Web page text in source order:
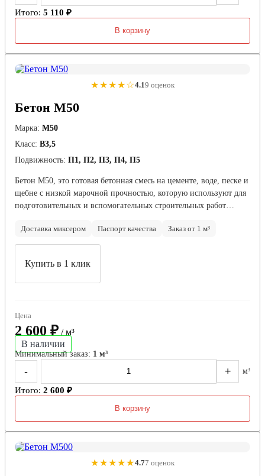
Итого: 5 110 ₽
В корзину
★★★★☆4.19 оценок
Бетон М50
Марка: М50
Класс: В3,5
Подвижность: П1, П2, П3, П4, П5
Бетон М50, это готовая бетонная смесь на цементе, воде, песке и
щебне с низкой марочной прочностью, которую используют для
подготовительных и вспомогательных строительных работ…
Доставка миксером Паспорт качества Заказ от 1 м³
Купить в 1 клик
Цена
2 600 ₽ / м³
В наличии
Минимальный заказ: 1 м³
- + м³
Итого: 2 600 ₽
В корзину
★★★★★4.77 оценок